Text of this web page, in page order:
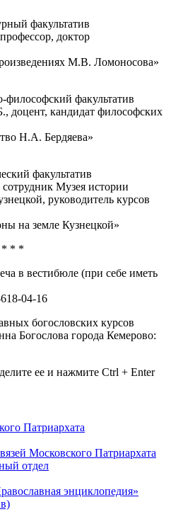
факультатив
доктор
М.В. Ломоносова»
философский факультатив
доцент, кандидат философских
Н.А. Бердяева»
факультатив
Музея истории
руководитель курсов
на земле Кузнецкой»
* * *
в вестибюле (при себе иметь
04-16
богословских курсов
Богослова города Кемерово:
ее и нажмите Ctrl + Enter
Патриархата
Московского Патриархата
отдел
энциклопедия»